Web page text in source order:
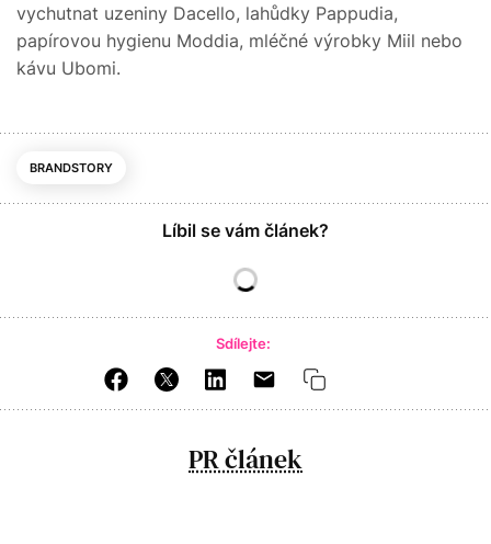
vychutnat uzeniny Dacello, lahůdky Pappudia,
papírovou hygienu Moddia, mléčné výrobky Miil nebo
kávu Ubomi.
BRANDSTORY
Líbil se vám článek?
Sdílejte:
PR článek